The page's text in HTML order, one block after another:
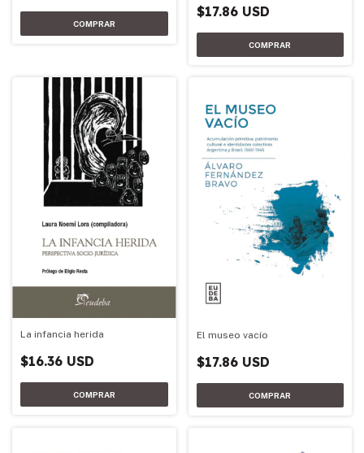
$17.86 USD
La infancia herida
$16.36 USD
El museo vacío
$17.86 USD